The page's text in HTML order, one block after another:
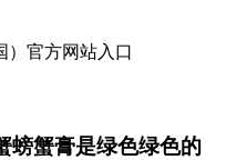
）官方网站入口
螃蟹膏是绿色绿色的